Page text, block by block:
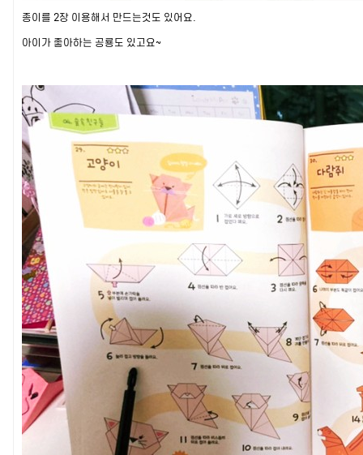
종이를 2장 이용해서 만드는것도 있어요.
아이가 좋아하는 공룡도 있고요~